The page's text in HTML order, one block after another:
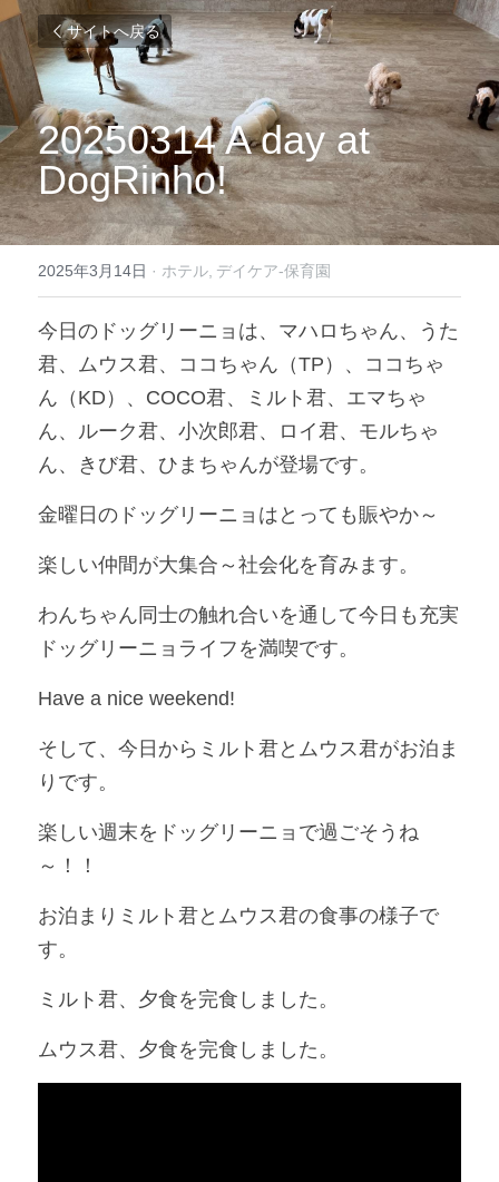
サイトへ戻る
20250314 A day at
DogRinho!
2025年3月14日 · ホテル, デイケア-保育園
今日のドッグリーニョは、マハロちゃん、うた
君、ムウス君、ココちゃん（TP）、ココちゃ
ん（KD）、COCO君、ミルト君、エマちゃ
ん、ルーク君、小次郎君、ロイ君、モルちゃ
ん、きび君、ひまちゃんが登場です。
金曜日のドッグリーニョはとっても賑やか～
楽しい仲間が大集合～社会化を育みます。
わんちゃん同士の触れ合いを通して今日も充実
ドッグリーニョライフを満喫です。
Have a nice weekend!
そして、今日からミルト君とムウス君がお泊ま
りです。
楽しい週末をドッグリーニョで過ごそうね
～！！
お泊まりミルト君とムウス君の食事の様子で
す。
ミルト君、夕食を完食しました。
ムウス君、夕食を完食しました。